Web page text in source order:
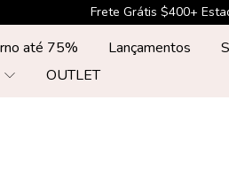
Frete Grátis $400+
até 75% Lançamentos
OUTLET